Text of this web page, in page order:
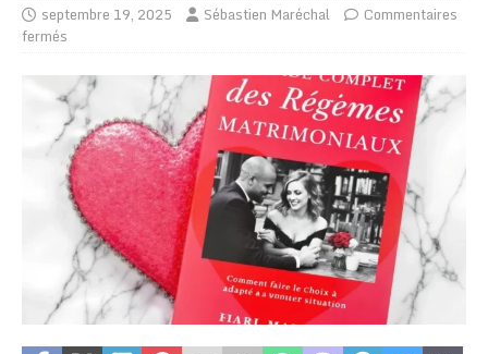
septembre 19, 2025 Sébastien Maréchal
Commentaires
fermés